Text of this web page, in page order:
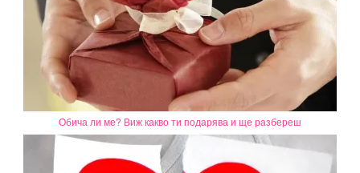
Обича ли ме? Виж какво ти подарява и ще разбереш